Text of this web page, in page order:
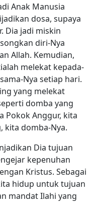
Anak Manusia
dosa, supaya
Dia jadi miskin
diri-Nya
Allah. Kemudian,
melekat kepada-
Nya setiap hari.
yang melekat
domba yang
Pokok Anggur, kita
kita domba-Nya.
Dia tujuan
kepenuhan
Kristus. Sebagai
hidup untuk tujuan
mandat Ilahi yang